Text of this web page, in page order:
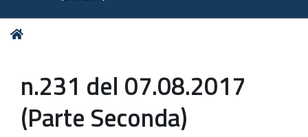
Tu
n.231 del 07.08.2017
(Parte Seconda)